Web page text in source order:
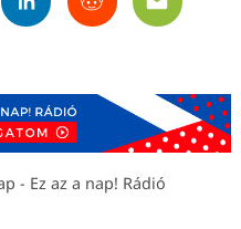
LinkedinRedditEmail
- Ez az a nap! Rádió